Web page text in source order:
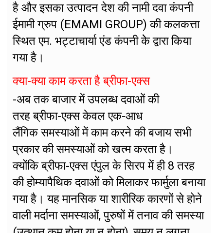
है और इसका उत्पादन देश की नामी दवा कंपनी
ईमामी ग्रुप (EMAMI GROUP) की कलकत्ता
स्थित एम. भट्टाचार्या एंड कंपनी केे द्वारा किया
गया है।
क्या-क्या काम करता है ब्रीफा-एक्स
-अब तक बाजार में उपलब्ध दवाओं की
तरह ब्रीफा-एक्स केवल एक-आध
लैंगिक समस्याओं में काम करने की बजाय सभी
प्रकार की समस्याओं को खत्म करता है।
क्योंकि ब्रीफा-एक्स एंपुल के सिरप में ही 8 तरह
की होम्यापैथिक दवाओं को मिलाकर फार्मुला बनाया
गया है। यह मानसिक या शारीरिक कारणों से होने
वाली मर्दाना समस्याओं, पुरुषों में तनाव की समस्या